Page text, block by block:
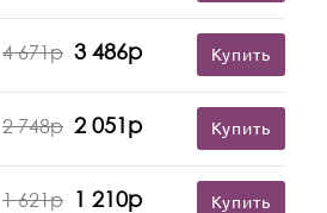
4 671р 3 486р Купить
2 748р 2 051р Купить
1 621р 1 210р Купить